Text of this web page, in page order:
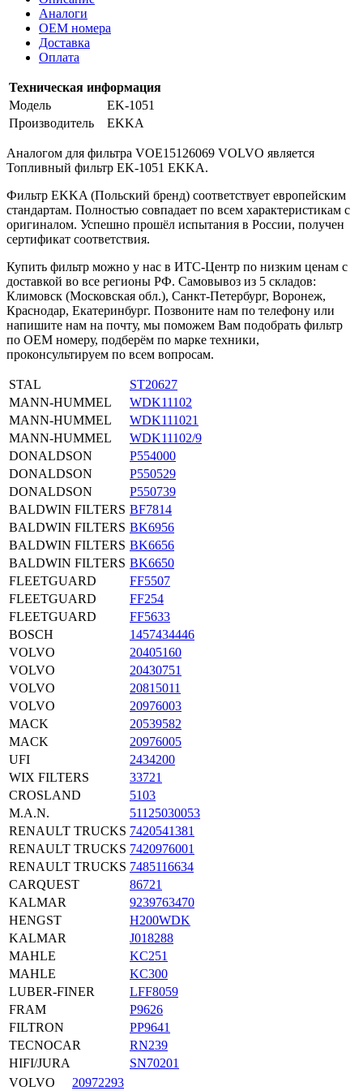
Аналоги
OEM номера
Доставка
Оплата
Техническая информация
Модель
EK-1051
Производитель
EKKA
Аналогом для фильтра VOE15126069 VOLVO является
Топливный фильтр EK-1051 EKKA.
Фильтр EKKA (Польский бренд) соответствует европейским
стандартам. Полностью совпадает по всем характеристикам с
оригиналом. Успешно прошёл испытания в России, получен
сертификат соответствия.
Купить фильтр можно у нас в ИТС-Центр по низким ценам с
доставкой во все регионы РФ. Самовывоз из 5 складов:
Климовск (Московская обл.), Санкт-Петербург, Воронеж,
Краснодар, Екатеринбург. Позвоните нам по телефону или
напишите нам на почту, мы поможем Вам подобрать фильтр
по OEM номеру, подберём по марке техники,
проконсультируем по всем вопросам.
STAL
ST20627
MANN-HUMMEL
WDK11102
MANN-HUMMEL
WDK111021
MANN-HUMMEL
WDK11102/9
DONALDSON
P554000
DONALDSON
P550529
DONALDSON
P550739
BALDWIN FILTERS BF7814
BALDWIN FILTERS BK6956
BALDWIN FILTERS BK6656
BALDWIN FILTERS BK6650
FLEETGUARD
FF5507
FLEETGUARD
FF254
FLEETGUARD
FF5633
BOSCH
1457434446
VOLVO
20405160
VOLVO
20430751
VOLVO
20815011
VOLVO
20976003
MACK
20539582
MACK
20976005
UFI
2434200
WIX FILTERS
33721
CROSLAND
5103
M.A.N.
51125030053
RENAULT TRUCKS 7420541381
RENAULT TRUCKS 7420976001
RENAULT TRUCKS 7485116634
CARQUEST
86721
KALMAR
9239763470
HENGST
H200WDK
KALMAR
J018288
MAHLE
KC251
MAHLE
KC300
LUBER-FINER
LFF8059
FRAM
P9626
FILTRON
PP9641
TECNOCAR
RN239
HIFI/JURA
SN70201
VOLVO
20972293